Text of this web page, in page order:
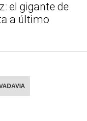
el gigante de
a último